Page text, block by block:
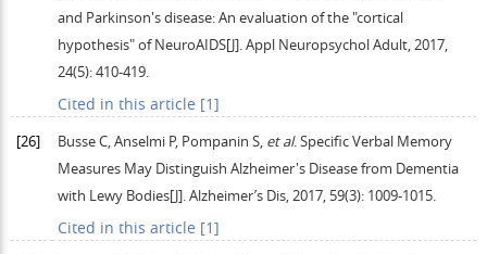
and Parkinson's disease: An evaluation of the "cortical
hypothesis" of NeuroAIDS[J].Appl Neuropsychol Adult,2017,
24(5): 410-419.
Cited in this article [1]
[26] BusseC,Anselmi P, Pompanin S, et al. Specific Verbal Memory
Measures May Distinguish Alzheimer's Disease from Dementia
with Lewy Bodies[J].Alzheimer’s Dis,2017, 59(3): 1009-1015.
Cited in this article [1]